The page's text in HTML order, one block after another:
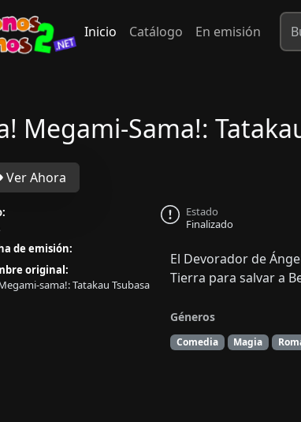
Inicio Catálogo En emisión
Megami-Sama!:
Ver Ahora
de emisión:
original:
sama!: Tatakau Tsubasa
Estado
Finalizado
El Devorador de
Tierra para salvar a
Géneros
Comedia Magia